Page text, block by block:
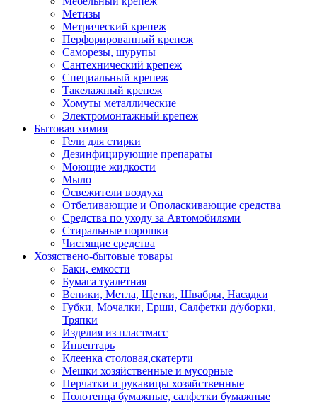
Метизы
Метрический крепеж
Перфорированный крепеж
Саморезы, шурупы
Сантехнический крепеж
Специальный крепеж
Такелажный крепеж
Хомуты металлические
Электромонтажный крепеж
Бытовая химия
Гели для стирки
Дезинфицирующие препараты
Моющие жидкости
Мыло
Освежители воздуха
Отбеливающие и Ополаскивающие средства
Средства по уходу за Автомобилями
Стиральные порошки
Чистящие средства
Хозяствено-бытовые товары
Баки, емкости
Бумага туалетная
Веники, Метла, Щетки, Швабры, Насадки
Губки, Мочалки, Ерши, Салфетки д/уборки,
Тряпки
Изделия из пластмасс
Инвентарь
Клеенка столовая,скатерти
Мешки хозяйственные и мусорные
Перчатки и рукавицы хозяйственные
Полотенца бумажные, салфетки бумажные